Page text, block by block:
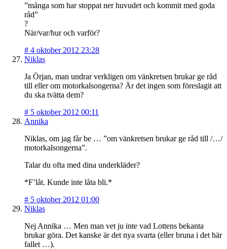
”många som har stoppat ner huvudet och kommit med goda
råd”
?
När/var/hur och varför?
# 4 oktober 2012 23:28
Niklas
Ja Örjan, man undrar verkligen om vänkretsen brukar ge råd
till eller om motorkalsongerna? Är det ingen som föreslagit att
du ska tvätta dem?
# 5 oktober 2012 00:11
Annika
Niklas, om jag får be … ”om vänkretsen brukar ge råd till /…/
motorkalsongerna”.
Talar du ofta med dina underkläder?
*F’låt. Kunde inte låta bli.*
# 5 oktober 2012 01:00
Niklas
Nej Annika … Men man vet ju inte vad Lottens bekanta
brukar göra. Det kanske är det nya svarta (eller bruna i det här
fallet …).